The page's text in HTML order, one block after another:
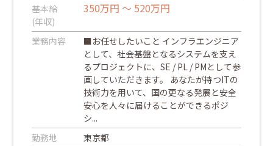
基本給
(年収)
350万円 ～ 520万円
業務内容
■お任せしたいこと インフラエンジニア
として、社会基盤となるシステムを支え
るプロジェクトに、SE / PL / PMとして参
画していただきます。 あなたが持つITの
技術力を用いて、国の更なる発展と安全
安心を人々に届けることができるポジ
シ...
勤務地
東京都